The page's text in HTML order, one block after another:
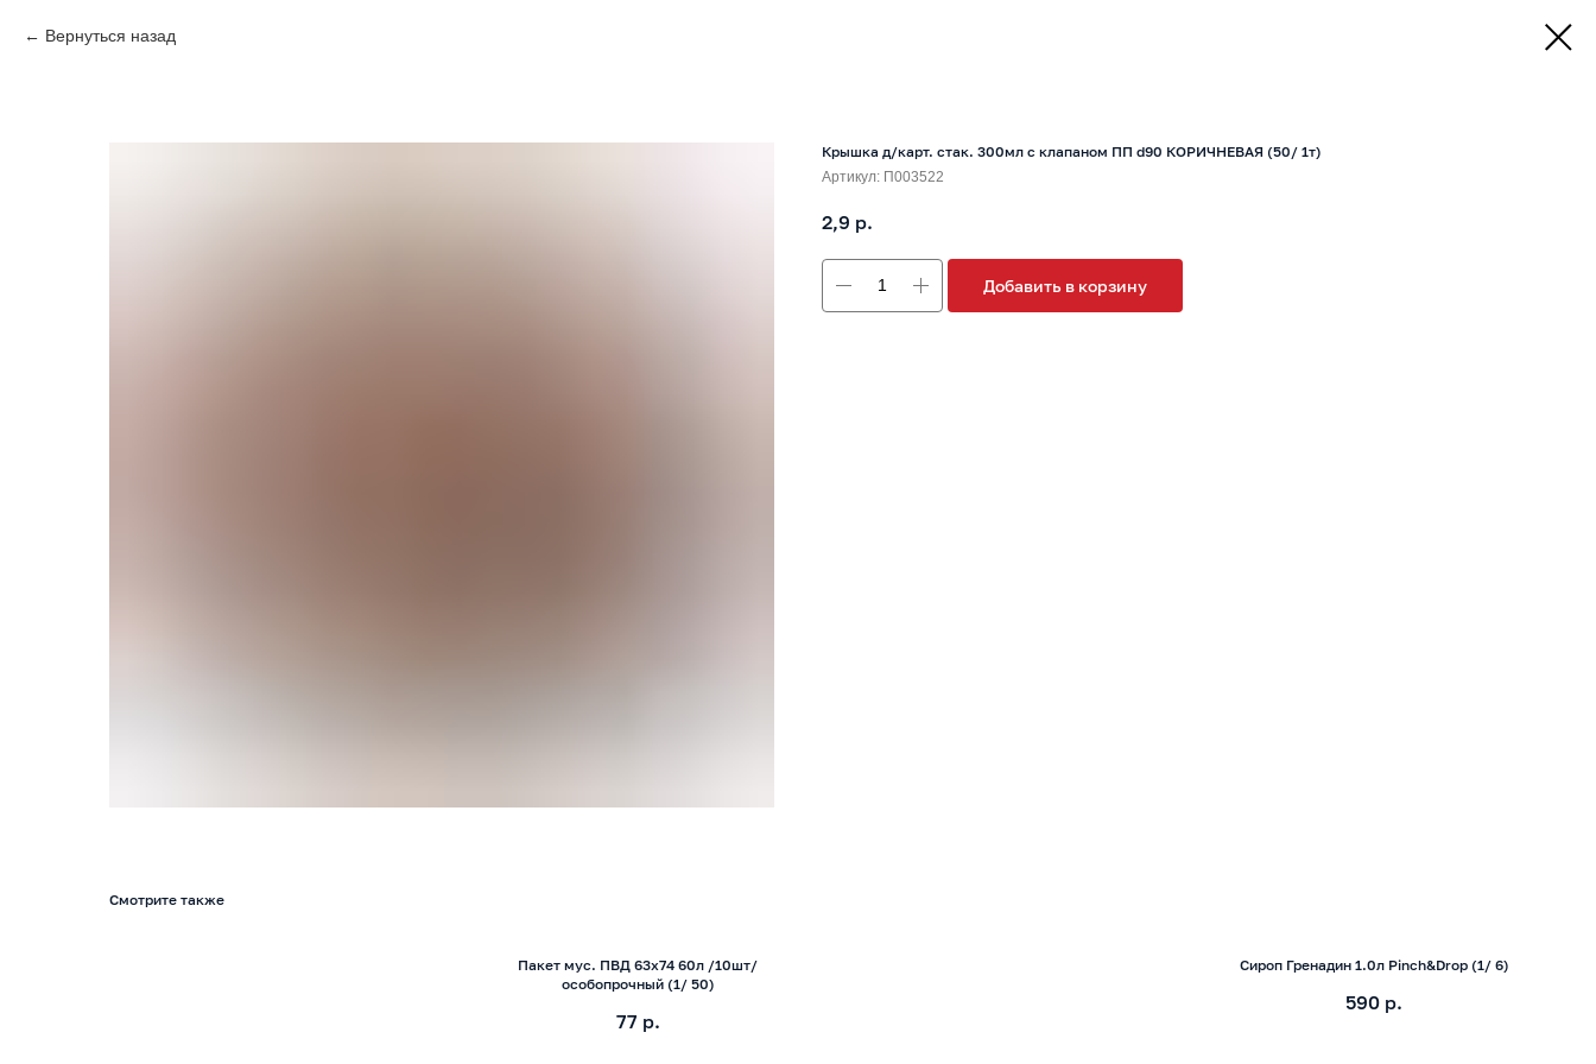
Вернуться назад
Крышка д/карт. стак. 300мл с клапаном ПП d90 КОРИЧНЕВАЯ (50/ 1т)
Артикул: П003522
2,9 р.
Добавить в корзину
Смотрите также
Пакет мус. ПВД 63х74 60л /10шт/
особопрочный (1/ 50)
77 р.
Сироп Гренадин 1.0л Pinch&Drop (1/ 6)
590 р.